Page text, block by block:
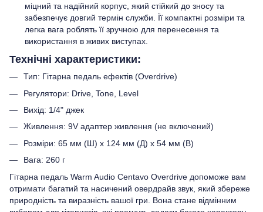
міцний та надійний корпус, який стійкий до зносу та
забезпечує довгий термін служби. Її компактні розміри та
легка вага роблять її зручною для перенесення та
використання в живих виступах.
Технічні характеристики:
Тип: Гітарна педаль ефектів (Overdrive)
Регулятори: Drive, Tone, Level
Вихід: 1/4" джек
Живлення: 9V адаптер живлення (не включений)
Розміри: 65 мм (Ш) x 124 мм (Д) x 54 мм (В)
Вага: 260 г
Гітарна педаль Warm Audio Centavo Overdrive допоможе вам
отримати багатий та насичений овердрайв звук, який збереже
природність та виразність вашої гри. Вона стане відмінним